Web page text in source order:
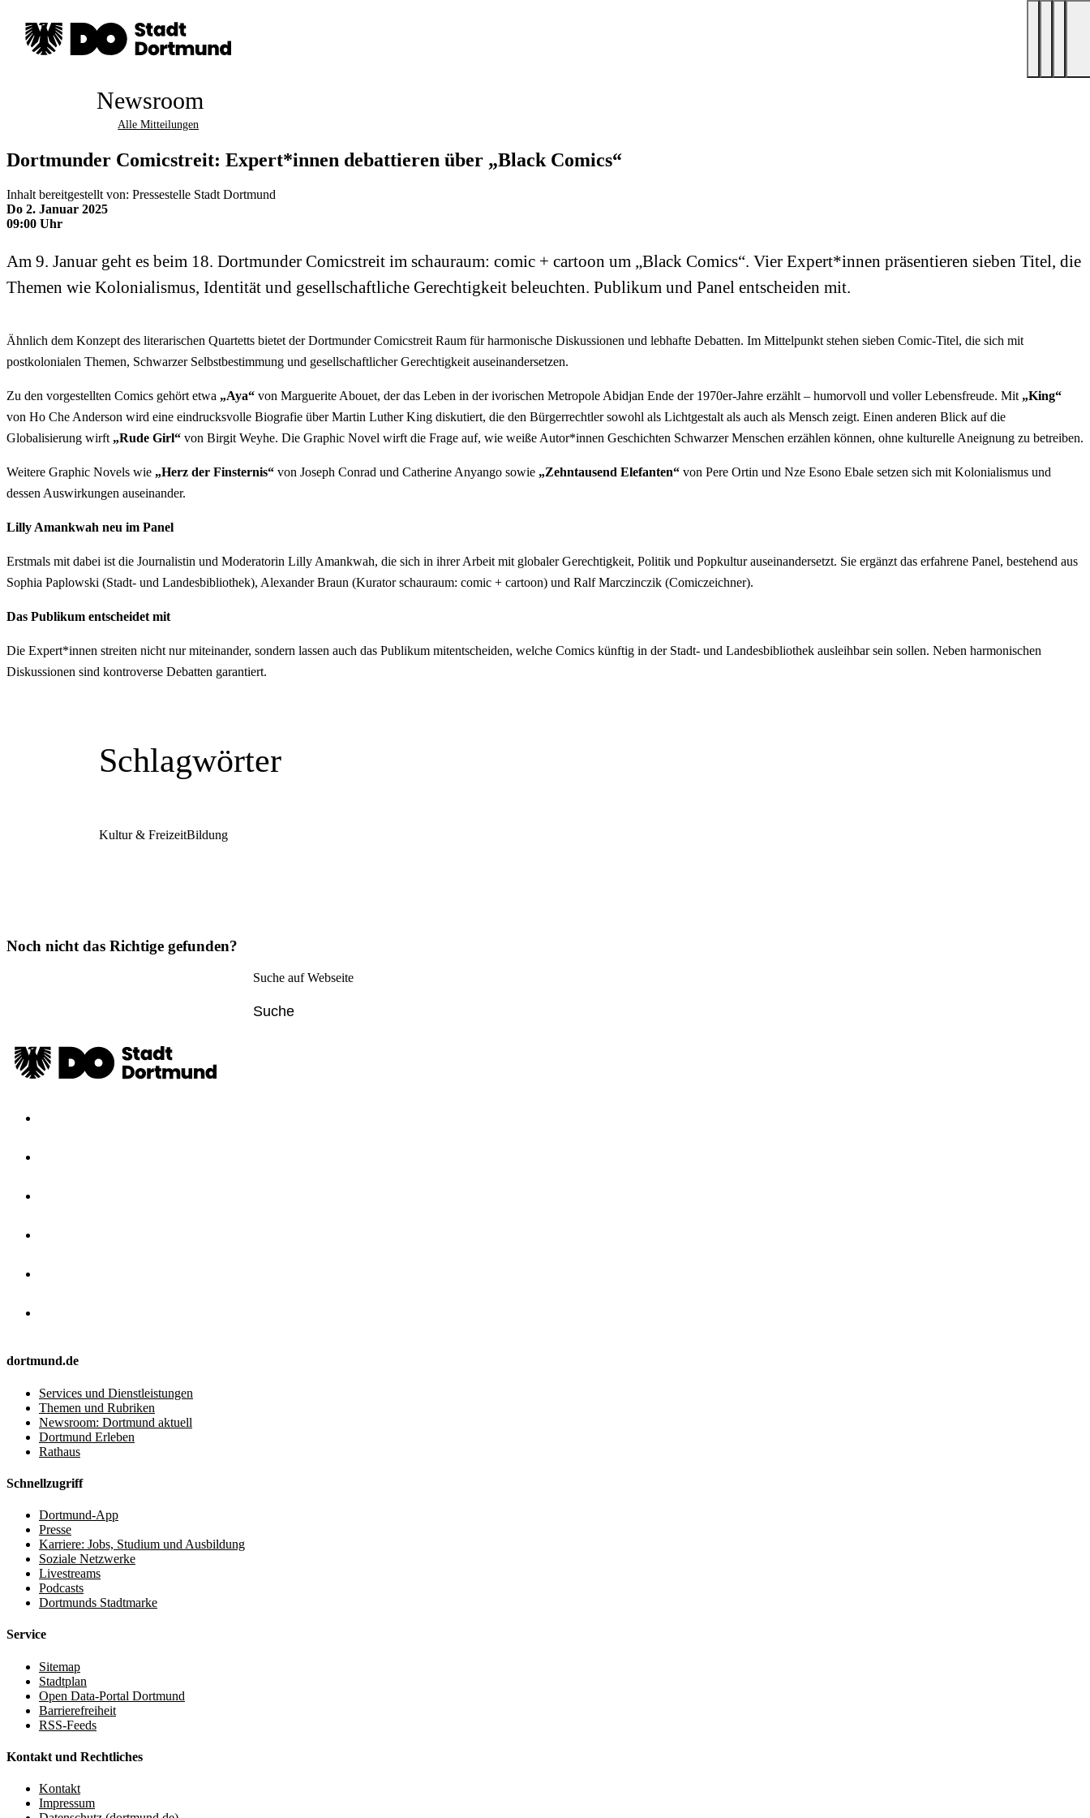
Newsroom
Alle Mitteilungen
Dortmunder Comicstreit: Expert*innen debattieren über „Black Comics“
Inhalt bereitgestellt von: Pressestelle Stadt Dortmund
Do 2. Januar 2025
09:00 Uhr
Am 9. Januar geht es beim 18. Dortmunder Comicstreit im schauraum: comic + cartoon um „Black Comics“. Vier Expert*innen präsentieren sieben Titel, die
Themen wie Kolonialismus, Identität und gesellschaftliche Gerechtigkeit beleuchten. Publikum und Panel entscheiden mit.
Ähnlich dem Konzept des literarischen Quartetts bietet der Dortmunder Comicstreit Raum für harmonische Diskussionen und lebhafte Debatten. Im Mittelpunkt stehen sieben Comic-Titel, die sich mit
postkolonialen Themen, Schwarzer Selbstbestimmung und gesellschaftlicher Gerechtigkeit auseinandersetzen.
Zu den vorgestellten Comics gehört etwa „Aya“ von Marguerite Abouet, der das Leben in der ivorischen Metropole Abidjan Ende der 1970er-Jahre erzählt – humorvoll und voller Lebensfreude. Mit „King“
von Ho Che Anderson wird eine eindrucksvolle Biografie über Martin Luther King diskutiert, die den Bürgerrechtler sowohl als Lichtgestalt als auch als Mensch zeigt. Einen anderen Blick auf die
Globalisierung wirft „Rude Girl“ von Birgit Weyhe. Die Graphic Novel wirft die Frage auf, wie weiße Autor*innen Geschichten Schwarzer Menschen erzählen können, ohne kulturelle Aneignung zu betreiben.
Weitere Graphic Novels wie „Herz der Finsternis“ von Joseph Conrad und Catherine Anyango sowie „Zehntausend Elefanten“ von Pere Ortin und Nze Esono Ebale setzen sich mit Kolonialismus und
dessen Auswirkungen auseinander.
Lilly Amankwah neu im Panel
Erstmals mit dabei ist die Journalistin und Moderatorin Lilly Amankwah, die sich in ihrer Arbeit mit globaler Gerechtigkeit, Politik und Popkultur auseinandersetzt. Sie ergänzt das erfahrene Panel, bestehend aus
Sophia Paplowski (Stadt- und Landesbibliothek), Alexander Braun (Kurator schauraum: comic + cartoon) und Ralf Marczinczik (Comiczeichner).
Das Publikum entscheidet mit
Die Expert*innen streiten nicht nur miteinander, sondern lassen auch das Publikum mitentscheiden, welche Comics künftig in der Stadt- und Landesbibliothek ausleihbar sein sollen. Neben harmonischen
Diskussionen sind kontroverse Debatten garantiert.
Schlagwörter
Kultur & FreizeitBildung
Noch nicht das Richtige gefunden?
Suche auf Webseite
dortmund.de
Services und Dienstleistungen
Themen und Rubriken
Newsroom: Dortmund aktuell
Dortmund Erleben
Rathaus
Schnellzugriff
Dortmund-App
Presse
Karriere: Jobs, Studium und Ausbildung
Soziale Netzwerke
Livestreams
Podcasts
Dortmunds Stadtmarke
Service
Sitemap
Stadtplan
Open Data-Portal Dortmund
Barrierefreiheit
RSS-Feeds
Kontakt und Rechtliches
Kontakt
Impressum